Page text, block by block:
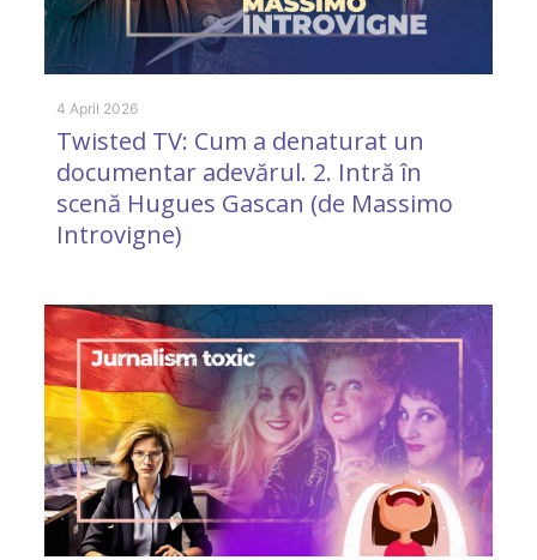
4 April 2026
Twisted TV: Cum a denaturat un
documentar adevărul. 2. Intră în
scenă Hugues Gascan (de Massimo
Introvigne)